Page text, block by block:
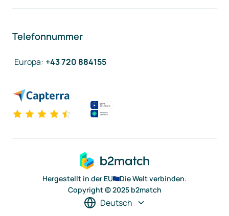
Telefonnummer
Europa: +43 720 884155
Hergestellt in der EU
Die Welt verbinden.
Copyright © 2025 b2match
Deutsch